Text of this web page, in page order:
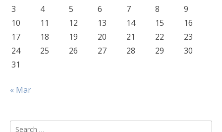
3
4 5 6 7 8
9
10
11 12 13 14 15
16
17
18 19 20 21 22
23
24
25 26 27 28 29
30
31
« Mar
Search